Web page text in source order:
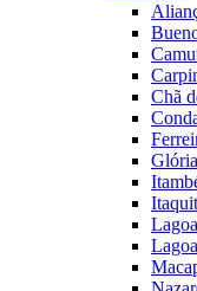
Chã